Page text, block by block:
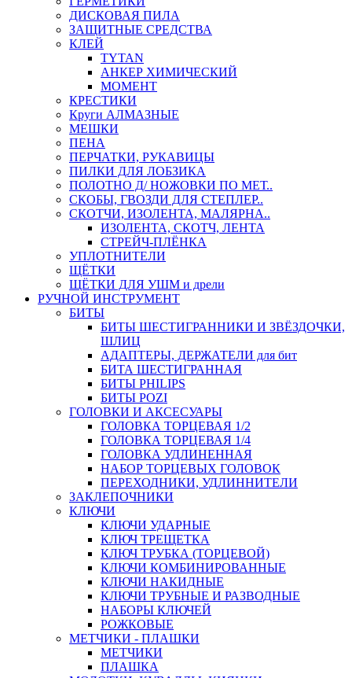
ДИСКОВАЯ ПИЛА
ЗАЩИТНЫЕ СРЕДСТВА
КЛЕЙ
TYTAN
АНКЕР ХИМИЧЕСКИЙ
МОМЕНТ
КРЕСТИКИ
Круги АЛМАЗНЫЕ
МЕШКИ
ПЕНА
ПЕРЧАТКИ, РУКАВИЦЫ
ПИЛКИ ДЛЯ ЛОБЗИКА
ПОЛОТНО Д/ НОЖОВКИ ПО МЕТ..
СКОБЫ, ГВОЗДИ ДЛЯ СТЕПЛЕР..
СКОТЧИ, ИЗОЛЕНТА, МАЛЯРНА..
ИЗОЛЕНТА, СКОТЧ, ЛЕНТА
СТРЕЙЧ-ПЛЁНКА
УПЛОТНИТЕЛИ
ЩЁТКИ
ЩЁТКИ ДЛЯ УШМ и дрели
РУЧНОЙ ИНСТРУМЕНТ
БИТЫ
БИТЫ ШЕСТИГРАННИКИ И ЗВЁЗДОЧКИ,
ШЛИЦ
АДАПТЕРЫ, ДЕРЖАТЕЛИ для бит
БИТА ШЕСТИГРАННАЯ
БИТЫ PHILIPS
БИТЫ POZI
ГОЛОВКИ И АКСЕСУАРЫ
ГОЛОВКА ТОРЦЕВАЯ 1/2
ГОЛОВКА ТОРЦЕВАЯ 1/4
ГОЛОВКА УДЛИНЕННАЯ
НАБОР ТОРЦЕВЫХ ГОЛОВОК
ПЕРЕХОДНИКИ, УДЛИННИТЕЛИ
ЗАКЛЕПОЧНИКИ
КЛЮЧИ
КЛЮЧИ УДАРНЫЕ
КЛЮЧ ТРЕЩЕТКА
КЛЮЧ ТРУБКА (ТОРЦЕВОЙ)
КЛЮЧИ КОМБИНИРОВАННЫЕ
КЛЮЧИ НАКИДНЫЕ
КЛЮЧИ ТРУБНЫЕ И РАЗВОДНЫЕ
НАБОРЫ КЛЮЧЕЙ
РОЖКОВЫЕ
МЕТЧИКИ - ПЛАШКИ
МЕТЧИКИ
ПЛАШКА